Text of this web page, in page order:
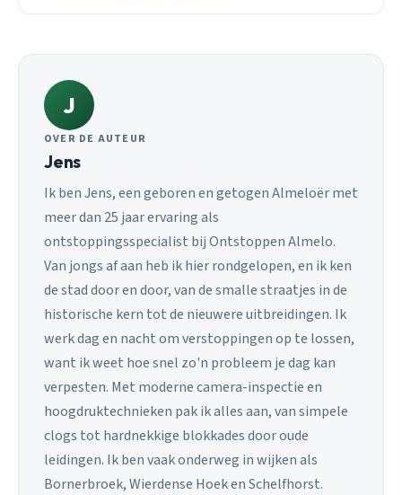
J
OVER DE AUTEUR
Jens
Ik ben Jens, een geboren en getogen Almeloër met
meer dan 25 jaar ervaring als
ontstoppingsspecialist bij Ontstoppen Almelo.
Van jongs af aan heb ik hier rondgelopen, en ik ken
de stad door en door, van de smalle straatjes in de
historische kern tot de nieuwere uitbreidingen. Ik
werk dag en nacht om verstoppingen op te lossen,
want ik weet hoe snel zo'n probleem je dag kan
verpesten. Met moderne camera-inspectie en
hoogdruktechnieken pak ik alles aan, van simpele
clogs tot hardnekkige blokkades door oude
leidingen. Ik ben vaak onderweg in wijken als
Bornerbroek, Wierdense Hoek en Schelfhorst.